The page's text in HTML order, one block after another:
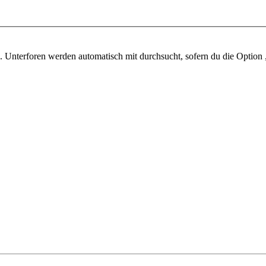
werden automatisch mit durchsucht, sofern du die